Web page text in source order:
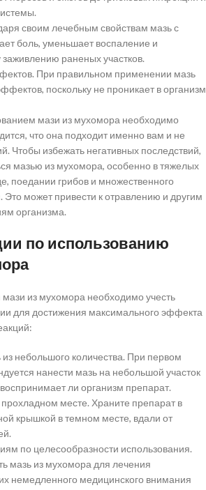
своим лечебным свойствам мазь с
боль, уменьшает воспаление и
раненых участков.
При правильном применении мазь
поскольку не проникает в организм
мази из мухомора необходимо
что она подходит именно вам и не
Чтобы избежать негативных последствий,
мазью из мухомора, особенно в тяжелых
поедании грибов и множественного
Это может привести к отравлению и другим
организма.
по использованию
из мухомора необходимо учесть
для достижения максимального эффекта
небольшого количества. При первом
нанести мазь на небольшой участок
ли организм препарат.
месте. Храните препарат в
крышкой в темном месте, вдали от
по целесообразности использования.
мазь из мухомора для лечения
немедленного медицинского внимания